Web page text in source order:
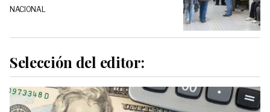
NACIONAL
Selección del editor: